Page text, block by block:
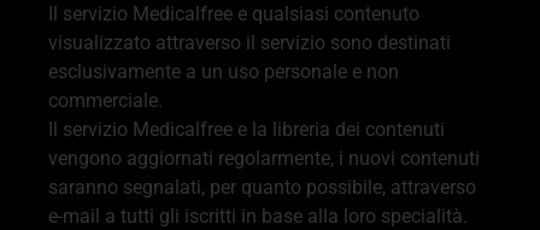
Il servizio Medicalfree e qualsiasi contenuto
visualizzato attraverso il servizio sono destinati
esclusivamente a un uso personale e non
commerciale.
Il servizio Medicalfree e la libreria dei contenuti
vengono aggiornati regolarmente, i nuovi contenuti
saranno segnalati, per quanto possibile, attraverso
e-mail a tutti gli iscritti in base alla loro specialità.